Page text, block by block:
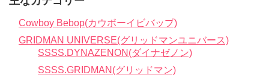
Cowboy Bebop(カウボーイビバップ)
GRIDMAN UNIVERSE(グリッドマンユニバース)
SSSS.DYNAZENON(ダイナゼノン)
SSSS.GRIDMAN(グリッドマン)